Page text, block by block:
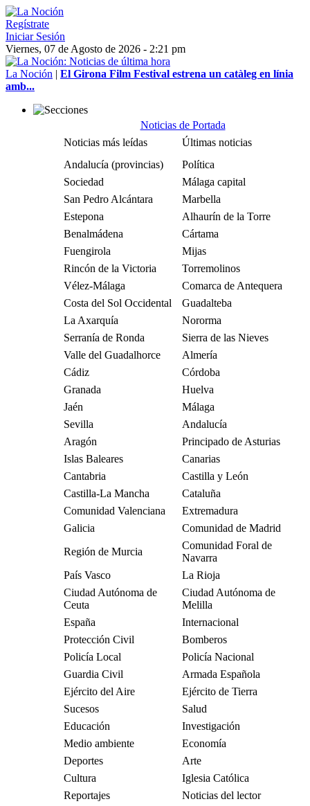
Regístrate
Iniciar Sesión
Viernes, 07 de Agosto de 2026 - 2:21 pm
La Noción | El Girona Film Festival estrena un catàleg en línia
amb...
Noticias de Portada
Noticias más leídas
Últimas noticias
Andalucía (provincias)
Política
Sociedad
Málaga capital
San Pedro Alcántara
Marbella
Estepona
Alhaurín de la Torre
Benalmádena
Cártama
Fuengirola
Mijas
Rincón de la Victoria
Torremolinos
Vélez-Málaga
Comarca de Antequera
Costa del Sol Occidental
Guadalteba
La Axarquía
Nororma
Serranía de Ronda
Sierra de las Nieves
Valle del Guadalhorce
Almería
Cádiz
Córdoba
Granada
Huelva
Jaén
Málaga
Sevilla
Andalucía
Aragón
Principado de Asturias
Islas Baleares
Canarias
Cantabria
Castilla y León
Castilla-La Mancha
Cataluña
Comunidad Valenciana
Extremadura
Galicia
Comunidad de Madrid
Región de Murcia
Comunidad Foral de
Navarra
País Vasco
La Rioja
Ciudad Autónoma de
Ceuta
Ciudad Autónoma de
Melilla
España
Internacional
Protección Civil
Bomberos
Policía Local
Policía Nacional
Guardia Civil
Armada Española
Ejército del Aire
Ejército de Tierra
Sucesos
Salud
Educación
Investigación
Medio ambiente
Economía
Deportes
Arte
Cultura
Iglesia Católica
Reportajes
Noticias del lector